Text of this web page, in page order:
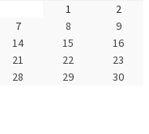
1
2
7 8
9
14 15
16
21 22
23
28 29
30